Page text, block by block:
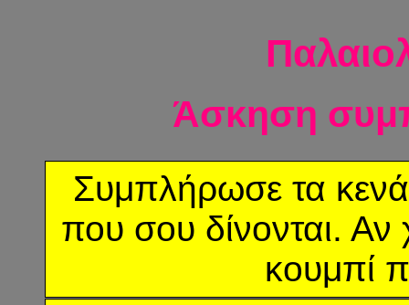
Άσκηση
Συμπλήρωσε τα
που σου δίνονται. Αν
κουμπί